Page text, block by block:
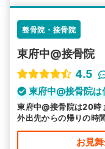
整骨院・接骨院
東府中@接骨院
4.5
東府中@接骨院
東府中@接骨院は20時
外出先からの帰りの時
お見